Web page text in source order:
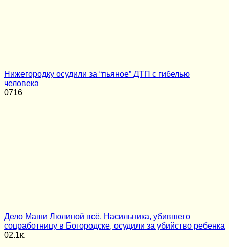
Нижегородку осудили за “пьяное” ДТП с гибелью
человека
0716
Дело Маши Люлиной всё. Насильника, убившего
соцработницу в Богородске, осудили за убийство ребенка
02.1к.